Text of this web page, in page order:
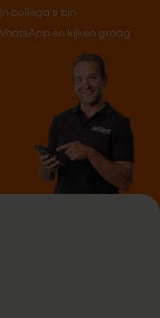
collega's zijn
en kijken graag